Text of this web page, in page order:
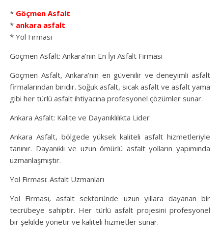
* Göçmen Asfalt
* ankara asfalt
* Yol Firması
Göçmen Asfalt: Ankara’nın En İyi Asfalt Firması
Göçmen Asfalt, Ankara’nın en güvenilir ve deneyimli asfalt
firmalarından biridir. Soğuk asfalt, sıcak asfalt ve asfalt yama
gibi her türlü asfalt ihtiyacına profesyonel çözümler sunar.
Ankara Asfalt: Kalite ve Dayanıklılıkta Lider
Ankara Asfalt, bölgede yüksek kaliteli asfalt hizmetleriyle
tanınır. Dayanıklı ve uzun ömürlü asfalt yolların yapımında
uzmanlaşmıştır.
Yol Firması: Asfalt Uzmanları
Yol Firması, asfalt sektöründe uzun yıllara dayanan bir
tecrübeye sahiptir. Her türlü asfalt projesini profesyonel
bir şekilde yönetir ve kaliteli hizmetler sunar.